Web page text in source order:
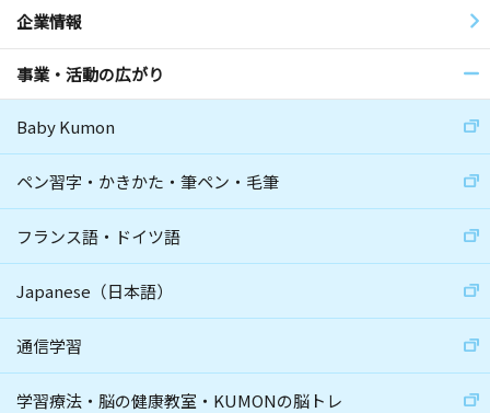
企業情報
事業・活動の広がり
Baby Kumon
ペン習字・かきかた・筆ペン・毛筆
フランス語・ドイツ語
Japanese（日本語）
通信学習
学習療法・脳の健康教室・KUMONの脳トレ